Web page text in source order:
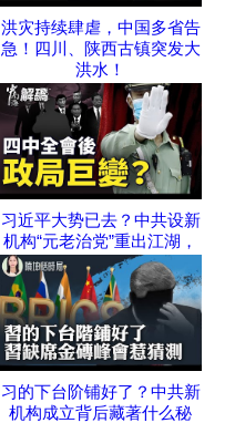
洪灾持续肆虐，中国多省告
急！四川、陕西古镇突发大
洪水！
习近平大势已去？中共设新
机构“元老治党”重出江湖，
习的下台阶铺好了？中共新
机构成立背后藏著什么秘